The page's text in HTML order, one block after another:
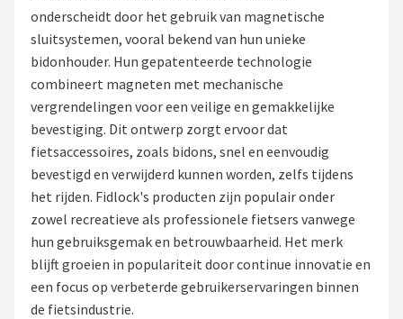
Fietsroutes
Kinderfietsen
Stadsfietsen
Elektrische fietsen
Mountainbikes
Shop
POPULAIRE MERKEN
Basil
onderscheidt door het gebruik van magnetische
sluitsystemen, vooral bekend van hun unieke
bidonhouder. Hun gepatenteerde technologie
combineert magneten met mechanische
vergrendelingen voor een veilige en gemakkelijke
bevestiging. Dit ontwerp zorgt ervoor dat
fietsaccessoires, zoals bidons, snel en eenvoudig
bevestigd en verwijderd kunnen worden, zelfs tijdens
het rijden. Fidlock's producten zijn populair onder
zowel recreatieve als professionele fietsers vanwege
hun gebruiksgemak en betrouwbaarheid. Het merk
blijft groeien in populariteit door continue innovatie en
een focus op verbeterde gebruikerservaringen binnen
de fietsindustrie.